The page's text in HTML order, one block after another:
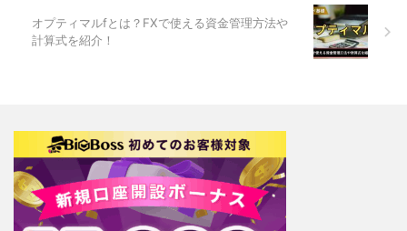
オプティマルfとは？FXで使える資金管理方法や
計算式を紹介！